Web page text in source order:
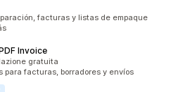
facturas y listas de empaque
Invoice
gratuita
para facturas, borradores y envíos